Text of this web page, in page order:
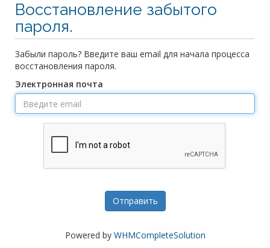
Восстановление забытого
пароля.
Забыли пароль? Введите ваш email для начала процесса
восстановления пароля.
Электронная почта
Отправить
Powered by WHMCompleteSolution